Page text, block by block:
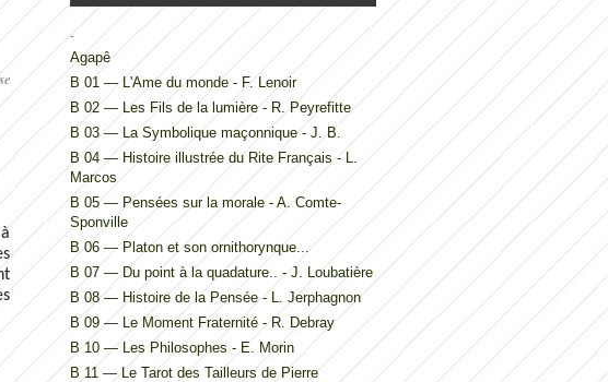
.
Agapê
B 01 — L'Ame du monde - F. Lenoir
B 02 — Les Fils de la lumière - R. Peyrefitte
B 03 — La Symbolique maçonnique - J. B.
B 04 — Histoire illustrée du Rite Français - L.
Marcos
B 05 — Pensées sur la morale - A. Comte-
Sponville
B 06 — Platon et son ornithorynque...
B 07 — Du point à la quadature.. - J. Loubatière
B 08 — Histoire de la Pensée - L. Jerphagnon
B 09 — Le Moment Fraternité - R. Debray
B 10 — Les Philosophes - E. Morin
B 11 — Le Tarot des Tailleurs de Pierre